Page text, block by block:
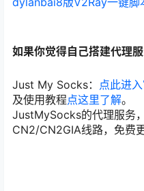
如果你觉得自己搭建代理
Just My Socks： 点此进
及使用教程点这里了解。
JustMySocks的代理服务
CN2/CN2GIA线路，免费